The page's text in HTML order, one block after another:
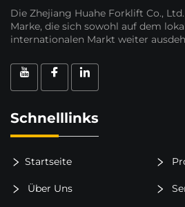
Die Zhejiang Huahe Forklift Co.,
Marke, die sich sowohl auf dem
internationalen Markt weiter
Schnelllinks
Startseite
Über Uns